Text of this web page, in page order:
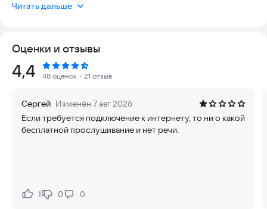
• Выбирайте музыку под свое настроение из
дополнительных потоков других радиостанций страны.
Музыка, проверенная временем
Читать дальше
Оценки и отзывы
Рейтинг:
4,4 48 оценок ・21 отзыв
Сергей Изменён 7 авг 2026
Если требуется подключение к интернету, то ни о какой
бесплатной прослушивание и нет речи.
Нравится:
1Не нравится:
0 0